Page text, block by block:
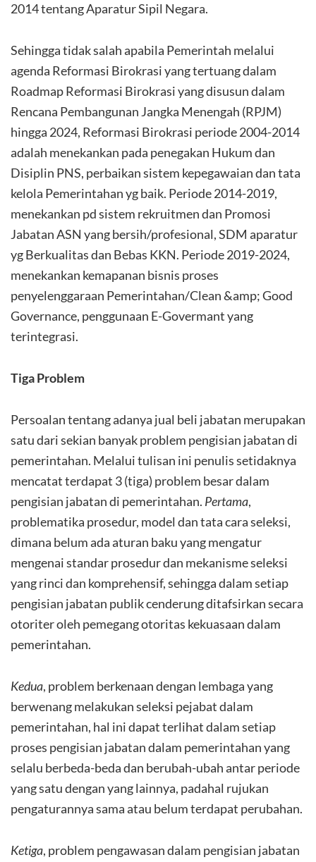
2014 tentang Aparatur Sipil Negara.
Sehingga tidak salah apabila Pemerintah melalui
agenda Reformasi Birokrasi yang tertuang dalam
Roadmap Reformasi Birokrasi yang disusun dalam
Rencana Pembangunan Jangka Menengah (RPJM)
hingga 2024, Reformasi Birokrasi periode 2004-2014
adalah menekankan pada penegakan Hukum dan
Disiplin PNS, perbaikan sistem kepegawaian dan tata
kelola Pemerintahan yg baik. Periode 2014-2019,
menekankan pd sistem rekruitmen dan Promosi
Jabatan ASN yang bersih/profesional, SDM aparatur
yg Berkualitas dan Bebas KKN. Periode 2019-2024,
menekankan kemapanan bisnis proses
penyelenggaraan Pemerintahan/Clean &amp; Good
Governance, penggunaan E-Govermant yang
terintegrasi.
Tiga Problem
Persoalan tentang adanya jual beli jabatan merupakan
satu dari sekian banyak problem pengisian jabatan di
pemerintahan. Melalui tulisan ini penulis setidaknya
mencatat terdapat 3 (tiga) problem besar dalam
pengisian jabatan di pemerintahan. Pertama,
problematika prosedur, model dan tata cara seleksi,
dimana belum ada aturan baku yang mengatur
mengenai standar prosedur dan mekanisme seleksi
yang rinci dan komprehensif, sehingga dalam setiap
pengisian jabatan publik cenderung ditafsirkan secara
otoriter oleh pemegang otoritas kekuasaan dalam
pemerintahan.
Kedua, problem berkenaan dengan lembaga yang
berwenang melakukan seleksi pejabat dalam
pemerintahan, hal ini dapat terlihat dalam setiap
proses pengisian jabatan dalam pemerintahan yang
selalu berbeda-beda dan berubah-ubah antar periode
yang satu dengan yang lainnya, padahal rujukan
pengaturannya sama atau belum terdapat perubahan.
Ketiga, problem pengawasan dalam pengisian jabatan